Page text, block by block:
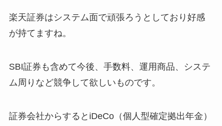
楽天証券はシステム面で頑張ろうとしており好感
が持てますね。
SBI証券も含めて今後、手数料、運用商品、システ
ム周りなど競争して欲しいものです。
証券会社からするとiDeCo（個人型確定拠出年金）